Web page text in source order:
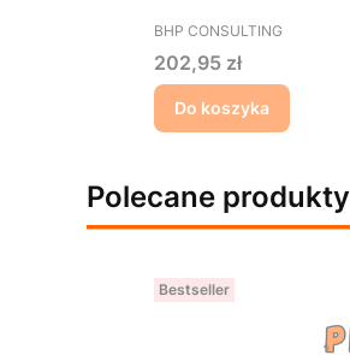
PRODUCENT
BHP CONSULTING
Cena
202,95 zł
Do koszyka
Polecane produkty
Bestseller